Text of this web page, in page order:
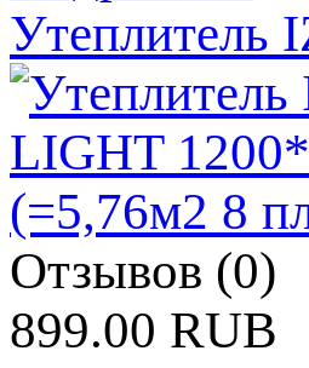
Утеплитель
Отзывов (0)
899.00 RUB